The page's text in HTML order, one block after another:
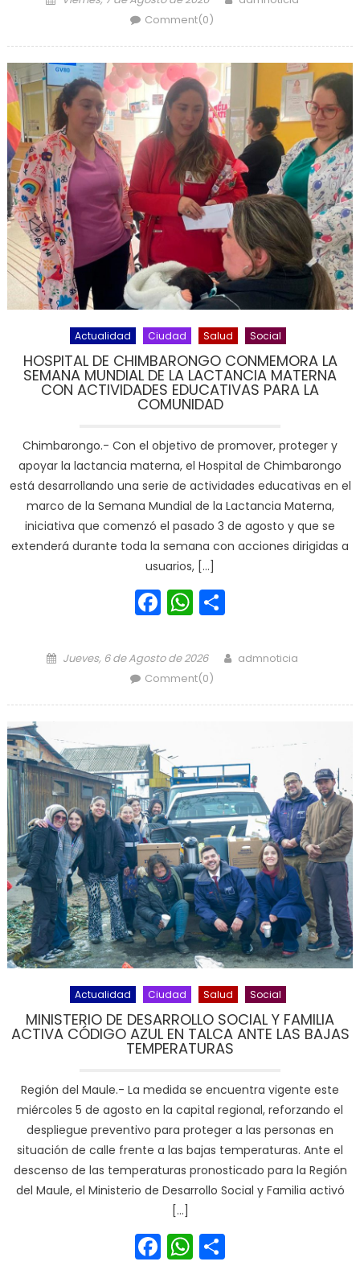
Comment(0)
Actualidad Ciudad Salud Social
HOSPITAL DE CHIMBARONGO CONMEMORA LA
SEMANA MUNDIAL DE LA LACTANCIA MATERNA
CON ACTIVIDADES EDUCATIVAS PARA LA
COMUNIDAD
Chimbarongo.- Con el objetivo de promover, proteger y
apoyar la lactancia materna, el Hospital de Chimbarongo
está desarrollando una serie de actividades educativas en el
marco de la Semana Mundial de la Lactancia Materna,
iniciativa que comenzó el pasado 3 de agosto y que se
extenderá durante toda la semana con acciones dirigidas a
usuarios, […]
Facebook
WhatsApp
Posted on
Jueves, 6 de Agosto de 2026 Author
admnoticia
Comment(0)
Actualidad Ciudad Salud Social
MINISTERIO DE DESARROLLO SOCIAL Y FAMILIA
ACTIVA CÓDIGO AZUL EN TALCA ANTE LAS BAJAS
TEMPERATURAS
Región del Maule.- La medida se encuentra vigente este
miércoles 5 de agosto en la capital regional, reforzando el
despliegue preventivo para proteger a las personas en
situación de calle frente a las bajas temperaturas. Ante el
descenso de las temperaturas pronosticado para la Región
del Maule, el Ministerio de Desarrollo Social y Familia activó
[…]
Facebook
WhatsApp